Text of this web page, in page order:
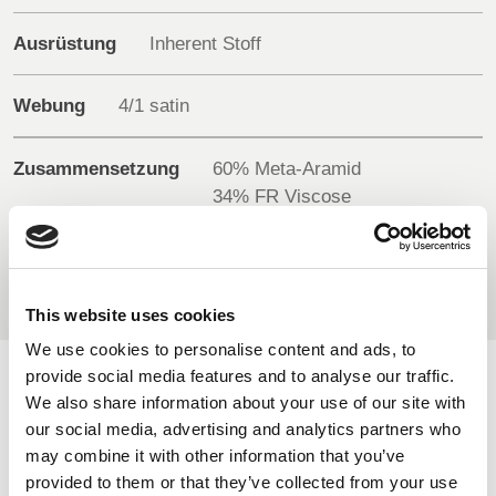
This website uses cookies
We use cookies to personalise content and ads, to
provide social media features and to analyse our traffic.
We also share information about your use of our site with
our social media, advertising and analytics partners who
may combine it with other information that you’ve
provided to them or that they’ve collected from your use
BELGIUM,
DENMARK,
ICELAND,
NORWAY &
SWEDEN
IRELAND &
Ausrüstung Inherent Stoff
Webung 4/1 satin
Zusammensetzung
60% Meta-Aramid
34% FR Viscose
VERFÜGBARE FARBEN
On-line Farben - Bitte kontaktieren Sie uns für Informationen
über neue Ergänzungen der Farbpalette , die über den